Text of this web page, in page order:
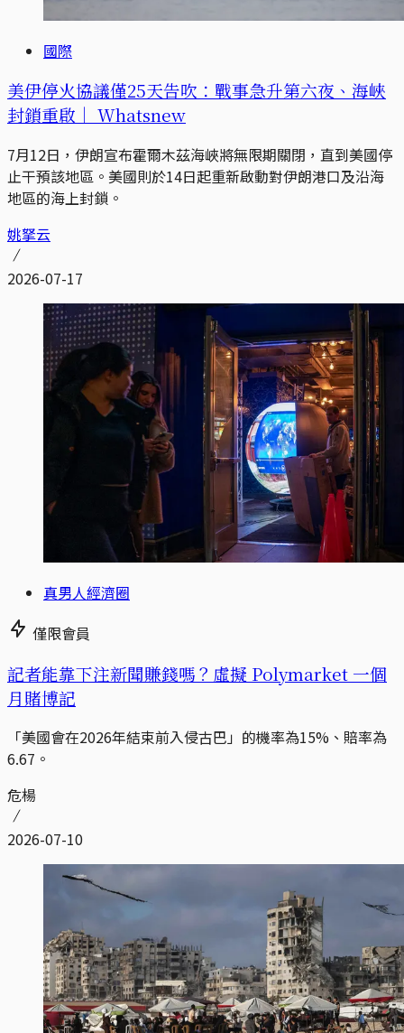
國際
美伊停火協議僅25天告吹：戰事急升第六夜、海峽
封鎖重啟｜ Whatsnew
7月12日，伊朗宣布霍爾木茲海峽將無限期關閉，直到美國停
止干預該地區。美國則於14日起重新啟動對伊朗港口及沿海
地區的海上封鎖。
姚拏云
2026-07-17
真男人經濟圈
僅限會員
記者能靠下注新聞賺錢嗎？虛擬 Polymarket 一個
月賭博記
「美國會在2026年結束前入侵古巴」的機率為15%、賠率為
6.67。
危楊
2026-07-10